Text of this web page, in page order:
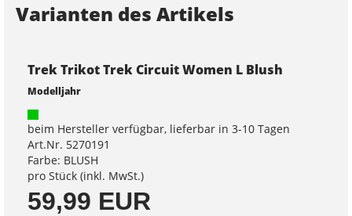
Varianten des Artikels
Trek Trikot Trek Circuit Women L Blush
Modelljahr
beim Hersteller verfügbar, lieferbar in 3-10 Tagen
Art.Nr. 5270191
Farbe: BLUSH
pro Stück (inkl. MwSt.)
59,99 EUR